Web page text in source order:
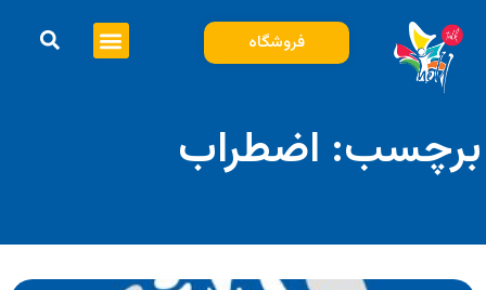
فروشگاه
برچسب: اضطراب